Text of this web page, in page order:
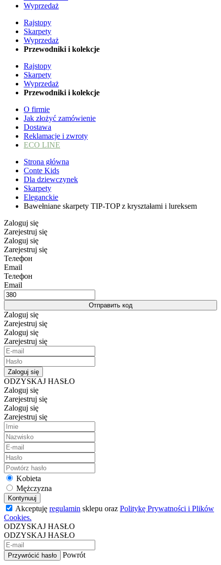
Wyprzedaż
Rajstopy
Skarpety
Wyprzedaż
Przewodniki i kolekcje
Rajstopy
Skarpety
Wyprzedaż
Przewodniki i kolekcje
O firmie
Jak złożyć zamówienie
Dostawa
Reklamacje i zwroty
ECO LINE
Strona główna
Conte Kids
Dla dziewczynek
Skarpety
Eleganckie
Bawełniane skarpety TIP-TOP z kryształami i lureksem
Zaloguj się
Zarejestruj się
Zaloguj się
Zarejestruj się
Телефон
Email
Телефон
Email
Отправить код
Zaloguj się
Zarejestruj się
Zaloguj się
Zarejestruj się
Zaloguj się
ODZYSKAJ HASŁO
Zaloguj się
Zarejestruj się
Zaloguj się
Zarejestruj się
Kobieta
Mężczyzna
Kontynuuj
Akceptuję regulamin sklepu oraz Politykę Prywatności i Plików
Cookies.
ODZYSKAJ HASŁO
ODZYSKAJ HASŁO
Przywrócić hasło
Powrót